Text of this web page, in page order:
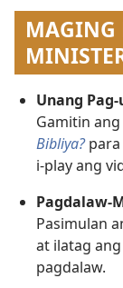
MAGING
Unang
Gamitin
Bibliya?para
i-play ang
Pagdalaw-
Pasimulan
at ilatag
pagdalaw.